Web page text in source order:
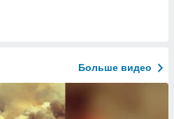
Больше видео